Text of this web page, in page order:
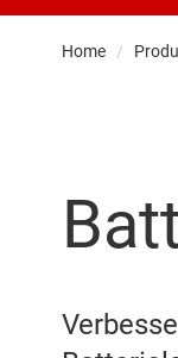
Home /